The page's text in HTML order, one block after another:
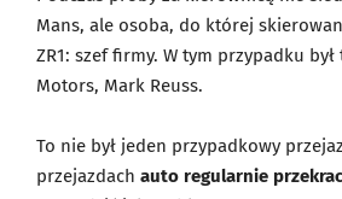
Mans, ale osoba, do której
ZR1: szef firmy. W tym przypadku
Motors, Mark Reuss.
To nie był jeden przypadkowy
przejazdach auto regularnie